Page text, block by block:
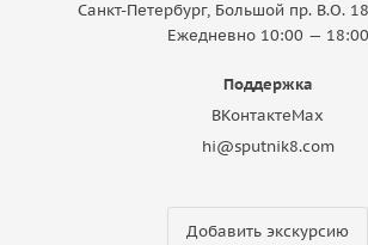
Санкт-Петербург, Большой пр. В.О.
Ежедневно 10:00 — 18:00
Поддержка
ВКонтактеMax
hi@sputnik8.com
Добавить экскурсию